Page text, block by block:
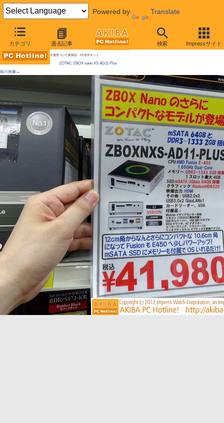
Powered by Translate
カテゴリ 過去記事 検索 Impressサイト
AKIBA PC Hotline!
[拡大画像]約10cm角の小型PCキット発売、AMD E-450搭載 ZOTAC製、mSATAで6Gbps対応
今週見つけた新製品：PC自作キット
ZOTAC ZBOX nano XS AD11 Plus
前の画像←